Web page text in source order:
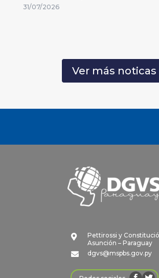
31/07/2026
Ver más noticas

Pettirossi y
Asunción – Paraguay

dgvs@mspbs.gov.py